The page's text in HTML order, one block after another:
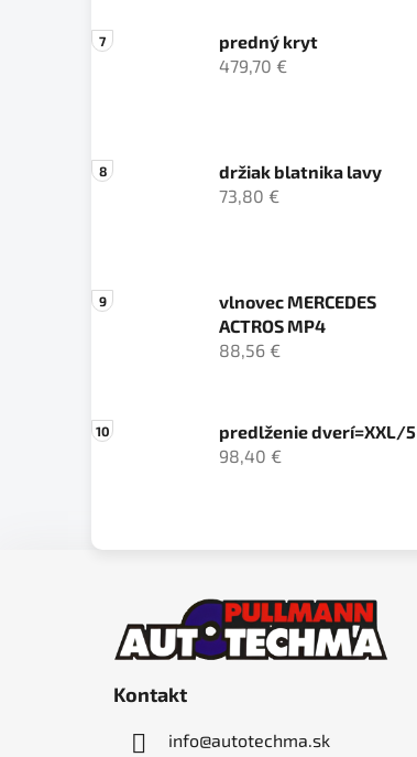
predný kryt
479,70 €
držiak blatnika lavy
73,80 €
vlnovec MERCEDES
ACTROS MP4
88,56 €
predlženie dverí=XXL/5
98,40 €
Kontakt
info@autotechma.sk